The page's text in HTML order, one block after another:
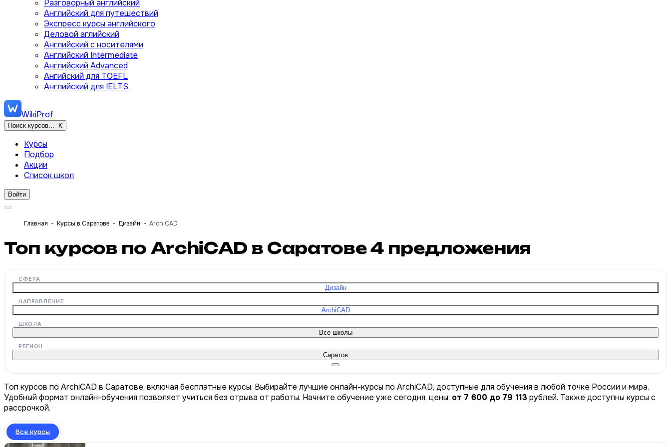
Разговорный английский
Английский для путешествий
Экспресс курсы английского
Деловой аглийский
Английский с носителями
Английский Intermediate
Английский Advanced
Ангийский для TOEFL
Английский для IELTS
WikiProf
Поиск курсов... K
Курсы
Подбор
Акции
Список школ
Войти
Главная Курсы в Саратове Дизайн ArchiCAD
Топ курсов по ArchiCAD в Саратове4 предложения
СФЕРА
Дизайн
НАПРАВЛЕНИЕ
ArchiCAD
ШКОЛА
Все школы
РЕГИОН
Саратов
Топ курсов по ArchiCAD в Саратове, включая бесплатные курсы. Выбирайте лучшие онлайн-курсы по ArchiCAD, доступные для обучения в любой точке России и мира.
Удобный формат онлайн-обучения позволяет учиться без отрыва от работы. Начните обучение уже сегодня, цены: от 7 600 до 79 113 рублей. Также доступны курсы с
рассрочкой.
Все курсы